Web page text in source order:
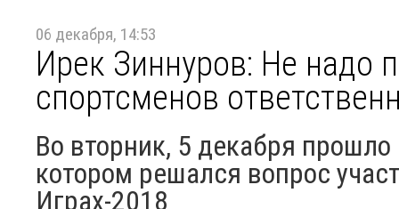
06 декабря, 14:53
Ирек Зиннуров: Не надо
спортсменов
Во вторник, 5 декабря
котором решался вопрос
Играх-2018